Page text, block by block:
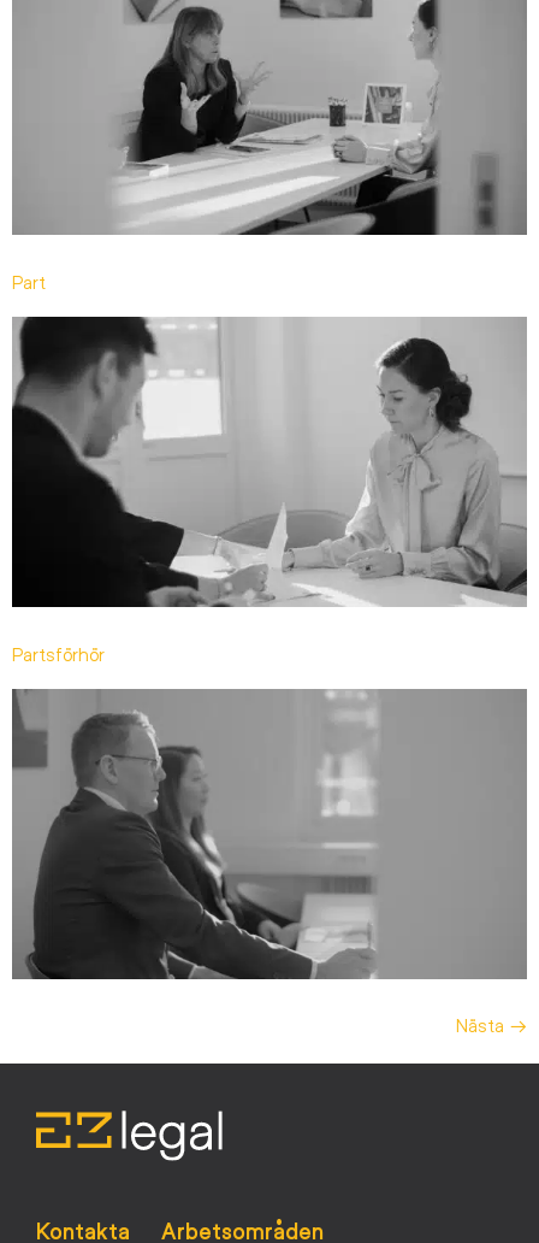
Part
Partsförhör
Nästa →
Kontakta
Arbetsområden